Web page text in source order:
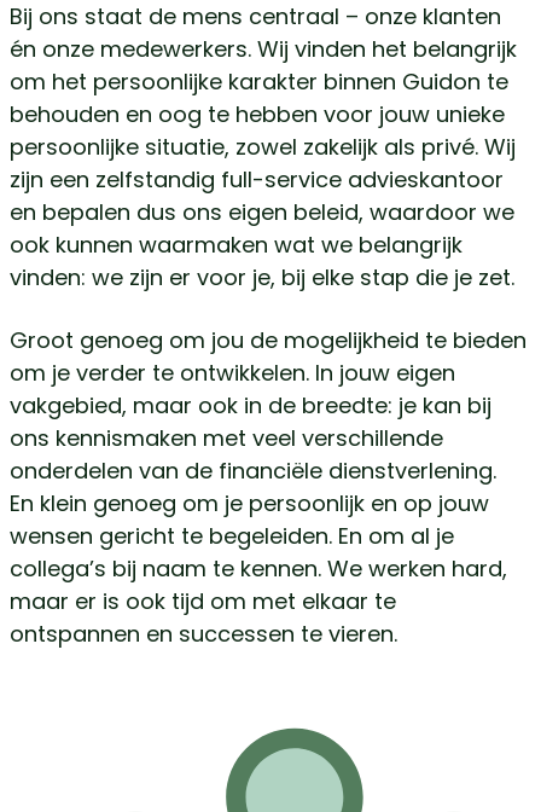
Bij ons staat de mens centraal – onze klanten
én onze medewerkers. Wij vinden het belangrijk
om het persoonlijke karakter binnen Guidon te
behouden en oog te hebben voor jouw unieke
persoonlijke situatie, zowel zakelijk als privé. Wij
zijn een zelfstandig full-service advieskantoor
en bepalen dus ons eigen beleid, waardoor we
ook kunnen waarmaken wat we belangrijk
vinden: we zijn er voor je, bij elke stap die je zet.
Groot genoeg om jou de mogelijkheid te bieden
om je verder te ontwikkelen. In jouw eigen
vakgebied, maar ook in de breedte: je kan bij
ons kennismaken met veel verschillende
onderdelen van de financiële dienstverlening.
En klein genoeg om je persoonlijk en op jouw
wensen gericht te begeleiden. En om al je
collega’s bij naam te kennen. We werken hard,
maar er is ook tijd om met elkaar te
ontspannen en successen te vieren.